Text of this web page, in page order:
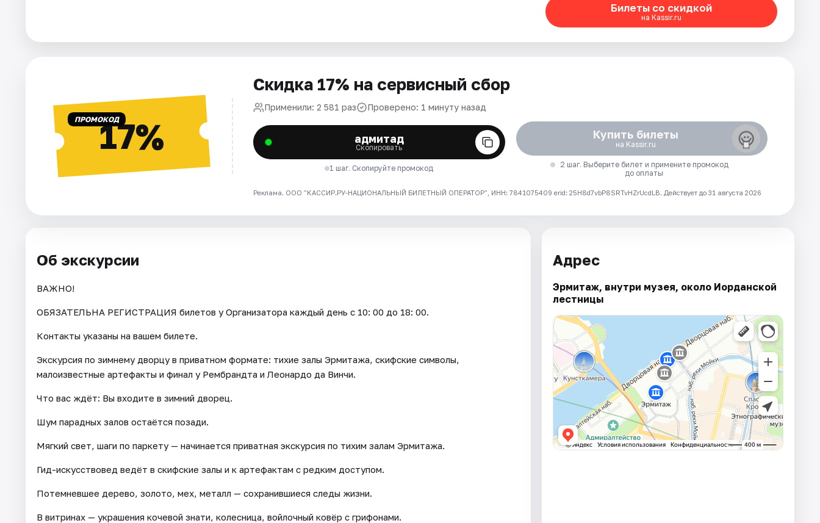
Рейтинги
Билеты со скидкой
на Kassir.ru
ПРОМОКОД17%
Скидка 17% на сервисный сбор
Применили: 2 581 раз Проверено: 1 минуту назад
адмитад
Скопировать
1 шаг. Скопируйте промокод
Купить билеты
на Kassir.ru
2 шаг. Выберите билет и примените промокод
до оплаты
Реклама. ООО "КАССИР.РУ-НАЦИОНАЛЬНЫЙ БИЛЕТНЫЙ ОПЕРАТОР", ИНН: 7841075409 erid: 25H8d7vbP8SRTvHZrUcdLB. Действует до 31 августа 2026
Об экскурсии
ВАЖНО!
ОБЯЗАТЕЛЬНА РЕГИСТРАЦИЯ билетов у Организатора каждый день c 10: 00 до 18: 00.
Контакты указаны на вашем билете.
Экскурсия по зимнему дворцу в приватном формате: тихие залы Эрмитажа, скифские символы,
малоизвестные артефакты и финал у Рембрандта и Леонардо да Винчи.
Что вас ждёт: Вы входите в зимний дворец.
Шум парадных залов остаётся позади.
Мягкий свет, шаги по паркету — начинается приватная экскурсия по тихим залам Эрмитажа.
Гид-искусствовед ведёт в скифские залы и к артефактам с редким доступом.
Потемневшее дерево, золото, мех, металл — сохранившиеся следы жизни.
В витринах — украшения кочевой знати, колесница, войлочный ковёр с грифонами.
Адрес
Эрмитаж, внутри музея, около Иорданской
лестницы